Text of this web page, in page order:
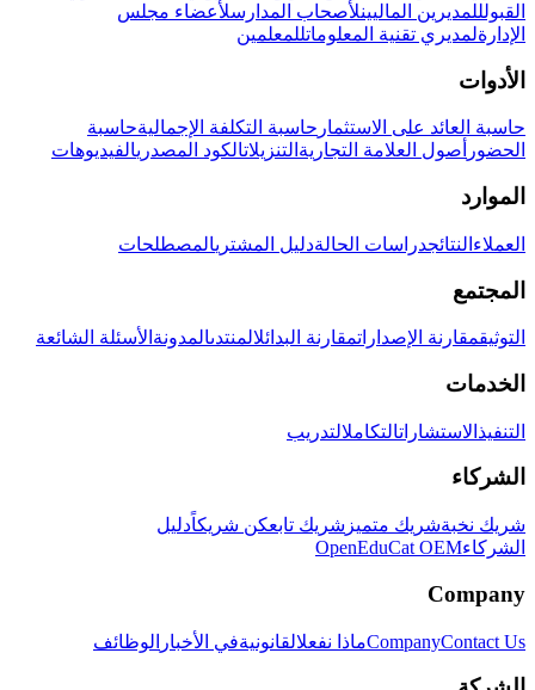
القبولللمديرين الماليينلأصحاب المدارسلأعضاء مجلس
الإدارةلمديري تقنية المعلوماتللمعلمين
الأدوات
حاسبة العائد على الاستثمار حاسبة التكلفة الإجماليةحاسبة
الحضور أصول العلامة التجارية التنزيلاتالكود المصدريالفيديوهات
الموارد
العملاء النتائجدراسات الحالةدليل المشتريالمصطلحات
المجتمع
التوثيقمقارنة الإصداراتمقارنة البدائلالمنتدىالمدونة الأسئلة الشائعة
الخدمات
التنفيذ الاستشاراتالتكاملالتدريب
الشركاء
شريك نخبةشريك متميز شريك تابعكن شريكاًدليل
الشركاءOpenEduCat OEM
Company
CompanyContact Us ماذا نفعلالقانونيةفي الأخبار الوظائف